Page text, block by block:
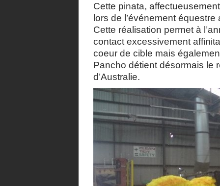
Cette pinata,
lors de l’événement
Cette réalisation permet à
contact excessivement
coeur de cible mais
Pancho détient désormais le
d’Australie.